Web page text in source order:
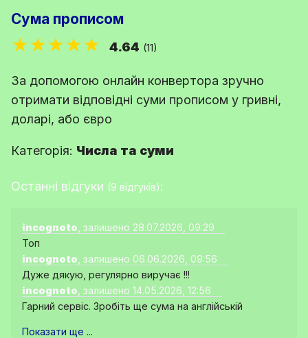
Сума прописом
★★★★★ 4.64 (11)
За допомогою онлайн конвертора зручно
отримати відповідні суми прописом у гривні,
доларі, або євро
Категорія: Числа та суми
Останні відгуки (9 відгуків):
incognoto , залишено 28.07.2026, 09:29
Топ
incognoto , залишено 06.06.2026, 09:56
Дуже дякую, регулярно виручає !!!
incognoto , залишено 14.05.2026, 12:56
Гарний сервіс. Зробіть ще сума на англійській
Показати ще ...